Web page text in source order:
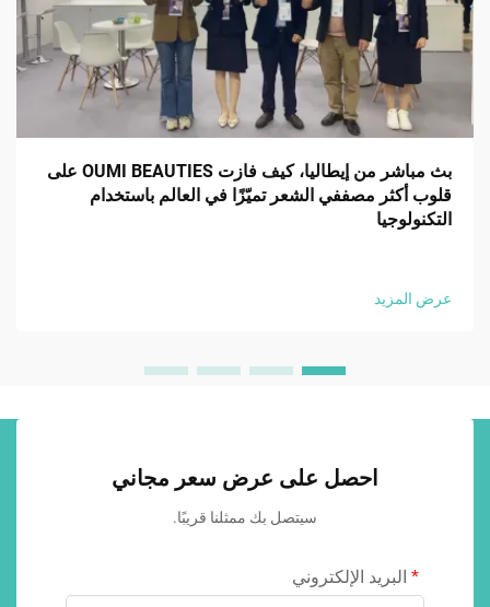
بث مباشر من إيطاليا، كيف فازت OUMI BEAUTIES على
قلوب أكثر مصففي الشعر تميّزًا في العالم باستخدام
التكنولوجيا
عرض المزيد
احصل على عرض سعر مجاني
سيتصل بك ممثلنا قريبًا.
البريد الإلكتروني